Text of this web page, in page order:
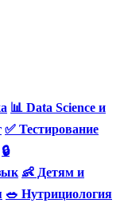
📊 Data Science и
✅ Тестирование
🔒
👶 Детям и
🥗 Нутрициология